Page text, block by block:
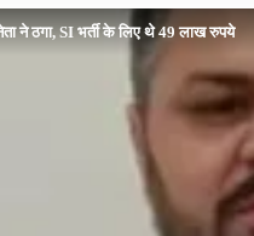
ने ठगा, SI भर्ती के लिए थे 49 लाख रुपये